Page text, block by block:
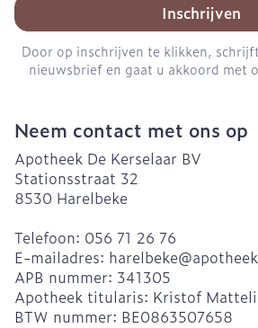
Inschrijven
Door op inschrijven te klikken,
nieuwsbrief en gaat u akkoord met
Neem contact met ons op
Apotheek De Kerselaar BV
Stationsstraat 32
8530 Harelbeke
Telefoon: 056 71 26 76
E-mailadres: harelbeke@
APB nummer: 341305
Apotheek titularis: Kristof
BTW nummer: BE0863507658